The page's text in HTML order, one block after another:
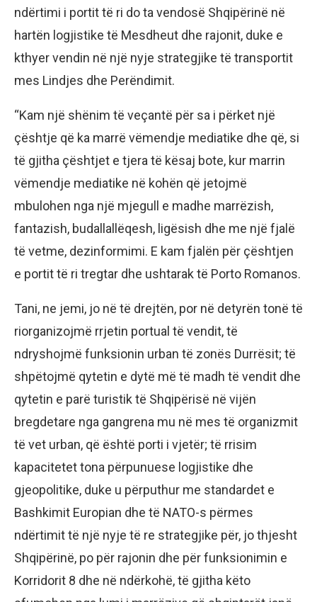
ndërtimi i portit të ri do ta vendosë Shqipërinë në
hartën logjistike të Mesdheut dhe rajonit, duke e
kthyer vendin në një nyje strategjike të transportit
mes Lindjes dhe Perëndimit.
“Kam një shënim të veçantë për sa i përket një
çështje që ka marrë vëmendje mediatike dhe që, si
të gjitha çështjet e tjera të kësaj bote, kur marrin
vëmendje mediatike në kohën që jetojmë
mbulohen nga një mjegull e madhe marrëzish,
fantazish, budallallëqesh, ligësish dhe me një fjalë
të vetme, dezinformimi. E kam fjalën për çështjen
e portit të ri tregtar dhe ushtarak të Porto Romanos.
Tani, ne jemi, jo në të drejtën, por në detyrën tonë të
riorganizojmë rrjetin portual të vendit, të
ndryshojmë funksionin urban të zonës Durrësit; të
shpëtojmë qytetin e dytë më të madh të vendit dhe
qytetin e parë turistik të Shqipërisë në vijën
bregdetare nga gangrena mu në mes të organizmit
të vet urban, që është porti i vjetër; të rrisim
kapacitetet tona përpunuese logjistike dhe
gjeopolitike, duke u përputhur me standardet e
Bashkimit Europian dhe të NATO-s përmes
ndërtimit të një nyje të re strategjike për, jo thjesht
Shqipërinë, po për rajonin dhe për funksionimin e
Korridorit 8 dhe në ndërkohë, të gjitha këto